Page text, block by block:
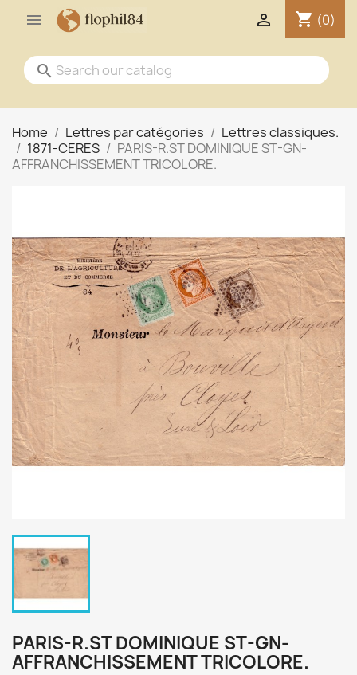
 shopping_cart (0)

search
Home Lettres par catégories
Lettres classiques.
1871-CERES
PARIS-R.ST DOMINIQUE ST-GN-
AFFRANCHISSEMENT TRICOLORE.
PARIS-R.ST DOMINIQUE ST-GN-
AFFRANCHISSEMENT TRICOLORE.